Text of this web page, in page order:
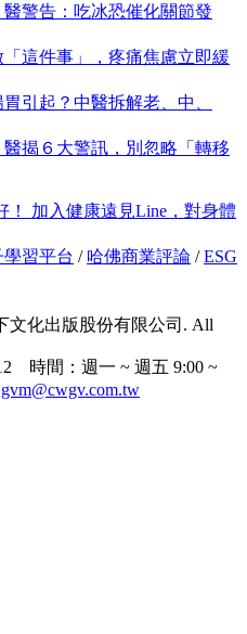
警告：吃冰恐催化關節發
這件事」，疼痛焦慮立即緩
引起？中醫拆解老、中、
揭６大警訊，別忽略「轉移
加入健康遠見Line，對身體
習平台 / 哈佛商業評論 /ESG
文化出版股份有限公司. All
時間：週一 ~ 週五 9:00 ~
gvm@cwgv.com.tw